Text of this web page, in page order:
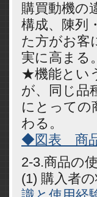
購買動機の
構成、陳列
た方がお客
実に高まる。
★機能とい
が、同じ品
にとっての
わる。
◆図表 商品
2-3.商品の
(1) 購入者